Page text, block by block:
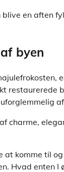
en aften
byen
restaurerede
charme,
komme til
Hvad enten I